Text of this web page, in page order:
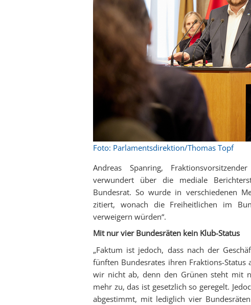
Foto: Parlamentsdirektion/Thomas Topf
Andreas Spanring,
verwundert über die mediale
Bundesrat. So wurde in verschiedenen
zitiert, wonach die Freiheitlichen im
verweigern würden“.
Mit nur vier Bundesräten kein Klub-Status
„Faktum ist jedoch, dass nach der
fünften Bundesrates ihren Fraktions-
wir nicht ab, denn den Grünen steht mit
mehr zu, das ist gesetzlich so geregelt.
abgestimmt, mit lediglich vier